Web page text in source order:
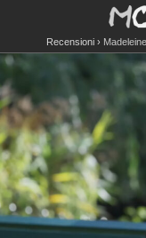
Recensioni